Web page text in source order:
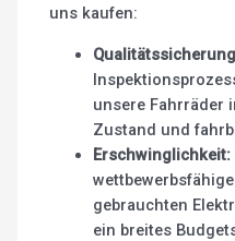
uns kaufen:
unsere Fahrräder
Zustand und
Erschwinglichkeit:
gebrauchten
ein breites